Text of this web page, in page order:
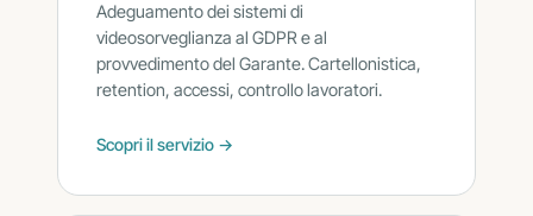
Adeguamento dei sistemi di
videosorveglianza al GDPR e al
provvedimento del Garante. Cartellonistica,
retention, accessi, controllo lavoratori.
Scopri il servizio →